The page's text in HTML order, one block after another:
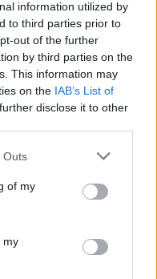
information utilized by
to third parties prior to
out of the further
by third parties on the
This information may
on the IAB’s List of
disclose it to other
Outs
of my
my
i dawała ona
ta nie nadeszła. Ani w
LoL Pro
dojść do słowa
neutralnych
to właśnie oni
z LPL-a